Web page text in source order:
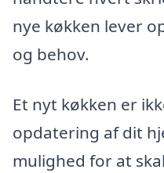
nye køkken lever
og behov.
Et nyt køkken er
opdatering af dit
mulighed for at